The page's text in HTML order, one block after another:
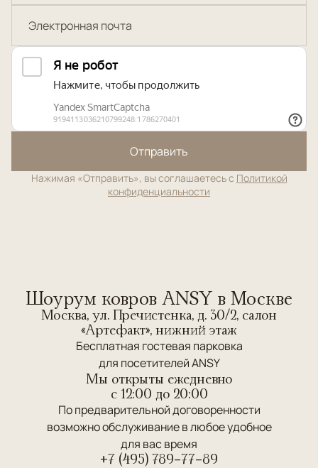
Отправить
Нажимая «Отправить», вы соглашаетесь с Политикой
конфиденциальности
Шоурум ковров ANSY в Москве
Москва, ул. Пречистенка, д. 30/2, салон
«Артефакт», нижний этаж
Бесплатная гостевая парковка
для посетителей ANSY
Мы открыты ежедневно
c 12:00 до 20:00
По предварительной договоренности
возможно обслуживание в любое удобное
для вас время
+7 (495) 789-77-89